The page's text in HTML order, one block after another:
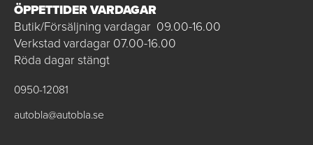
ÖPPETTIDER VARDAGAR
Butik/Försäljning vardagar 09.00-16.00
Verkstad vardagar 07.00-16.00
Röda dagar stängt
0950-12081
autobla@autobla.se